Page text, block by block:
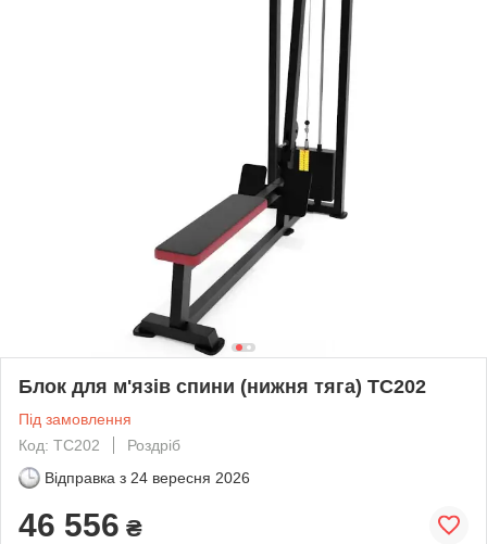
Блок для м'язів спини (нижня тяга) ТС202
Під замовлення
Код: ТС202
Роздріб
Відправка з 24 вересня 2026
46 556 ₴